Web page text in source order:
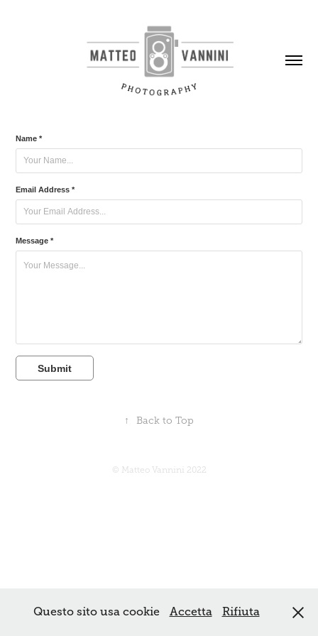
Name *
Email Address *
Message *
Submit
↑ Back to Top
© Matteo Vannini 2022
Questo sito usa cookie Accetta Rifiuta